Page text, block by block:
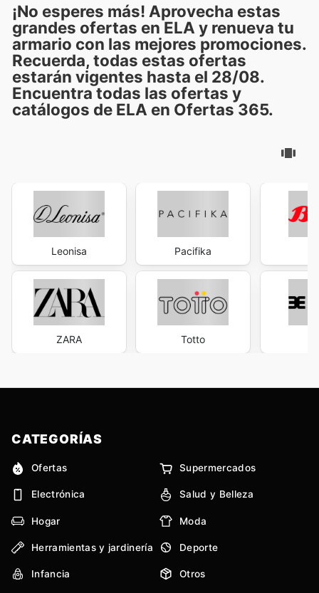
¡No esperes más! Aprovecha estas
grandes ofertas en ELA y renueva tu
armario con las mejores promociones.
Recuerda, todas estas ofertas
estarán vigentes hasta el 28/08.
Encuentra todas las ofertas y
catálogos de ELA en Ofertas 365.
Leonisa
ZARA
Pacifika
Totto
CATEGORÍAS
Ofertas Supermercados
Electrónica Salud y Belleza
Hogar Moda
Herramientas y jardinería Deporte
Infancia Otros